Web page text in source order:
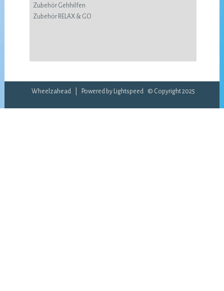
Zubehör Gehhilfen
Zubehör RELAX & GO
Wheelzahead | Powered by Lightspeed © Copyright 2025